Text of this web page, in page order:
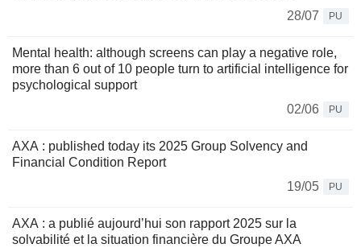
28/07
PU
Mental health: although screens can play a negative role,
more than 6 out of 10 people turn to artificial intelligence for
psychological support
02/06
PU
AXA : published today its 2025 Group Solvency and
Financial Condition Report
19/05
PU
AXA : a publié aujourd’hui son rapport 2025 sur la
solvabilité et la situation financière du Groupe AXA